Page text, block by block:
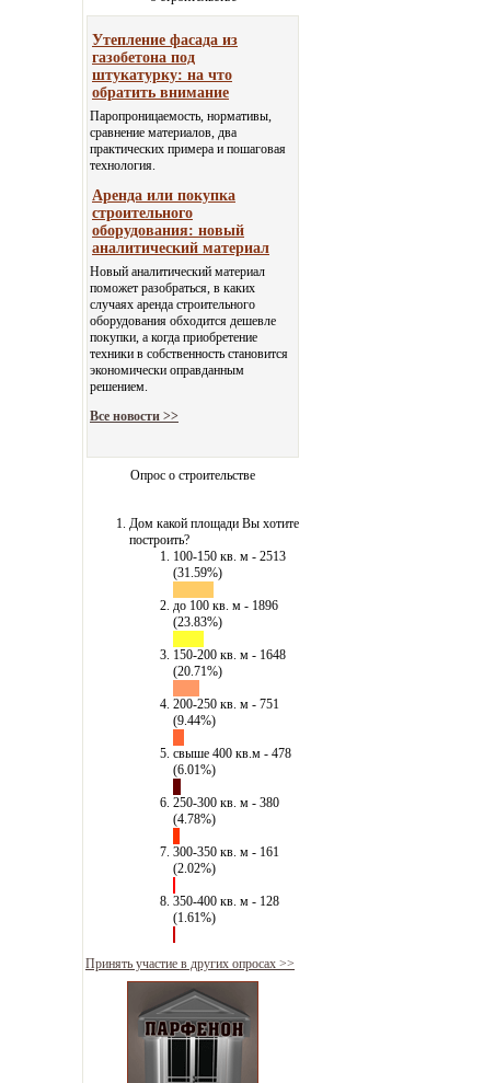
Утепление фасада из
газобетона под
штукатурку: на что
обратить внимание
Паропроницаемость, нормативы,
сравнение материалов, два
практических примера и пошаговая
технология.
Аренда или покупка
строительного
оборудования: новый
аналитический материал
Новый аналитический материал
поможет разобраться, в каких
случаях аренда строительного
оборудования обходится дешевле
покупки, а когда приобретение
техники в собственность становится
экономически оправданным
решением.
Все новости >>
Опрос о строительстве
Дом какой площади Вы хотите
построить?
100-150 кв. м - 2513
(31.59%)
до 100 кв. м - 1896
(23.83%)
150-200 кв. м - 1648
(20.71%)
200-250 кв. м - 751
(9.44%)
свыше 400 кв.м - 478
(6.01%)
250-300 кв. м - 380
(4.78%)
300-350 кв. м - 161
(2.02%)
350-400 кв. м - 128
(1.61%)
Принять участие в других опросах >>